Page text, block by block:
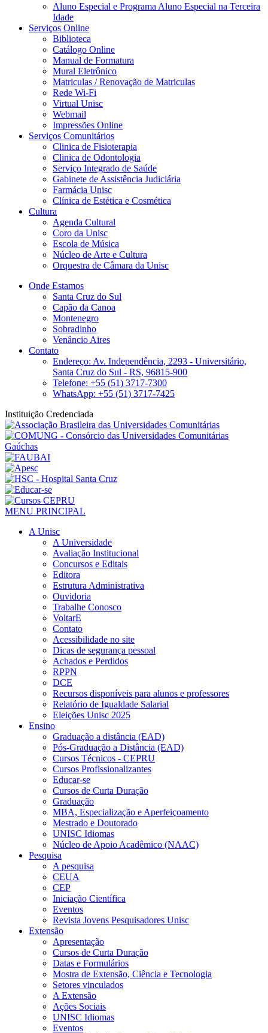
Aluno Especial e Programa Aluno Especial na Terceira
Idade
Serviços Online
Biblioteca
Catálogo Online
Manual de Formatura
Mural Eletrônico
Matriculas / Renovação de Matriculas
Rede Wi-Fi
Virtual Unisc
Webmail
Impressões Online
Serviços Comunitários
Clinica de Fisioterapia
Clinica de Odontologia
Serviço Integrado de Saúde
Gabinete de Assistência Judiciária
Farmácia Unisc
Clínica de Estética e Cosmética
Cultura
Agenda Cultural
Coro da Unisc
Escola de Música
Núcleo de Arte e Cultura
Orquestra de Câmara da Unisc
Onde Estamos
Santa Cruz do Sul
Capão da Canoa
Montenegro
Sobradinho
Venâncio Aires
Contato
Endereço: Av. Independência, 2293 - Universitário,
Santa Cruz do Sul - RS, 96815-900
Telefone: +55 (51) 3717-7300
WhatsApp: +55 (51) 3717-7425
Instituição Credenciada
MENU PRINCIPAL
A Unisc
A Universidade
Avaliação Institucional
Concursos e Editais
Editora
Estrutura Administrativa
Ouvidoria
Trabalhe Conosco
VoltarE
Contato
Acessibilidade no site
Dicas de segurança pessoal
Achados e Perdidos
RPPN
DCE
Recursos disponíveis para alunos e professores
Relatório de Igualdade Salarial
Eleições Unisc 2025
Ensino
Graduação a distância (EAD)
Pós-Graduação a Distância (EAD)
Cursos Técnicos - CEPRU
Cursos Profissionalizantes
Educar-se
Cursos de Curta Duração
Graduação
MBA, Especialização e Aperfeiçoamento
Mestrado e Doutorado
UNISC Idiomas
Núcleo de Apoio Acadêmico (NAAC)
Pesquisa
A pesquisa
CEUA
CEP
Iniciação Científica
Eventos
Revista Jovens Pesquisadores Unisc
Extensão
Apresentação
Cursos de Curta Duração
Datas e Formulários
Mostra de Extensão, Ciência e Tecnologia
Setores vinculados
A Extensão
Ações Sociais
UNISC Idiomas
Eventos